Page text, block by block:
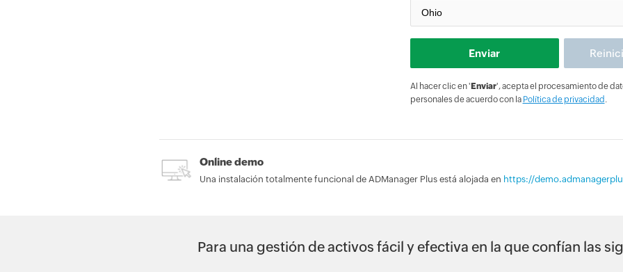
Al hacer clic en ' Enviar', acepta el procesamiento de
personales de acuerdo con la Política de privacidad .
Online demo
Una instalación totalmente funcional de ADManager Plus está alojada en https://
Para una gestión de activos fácil y efectiva en la que confían las